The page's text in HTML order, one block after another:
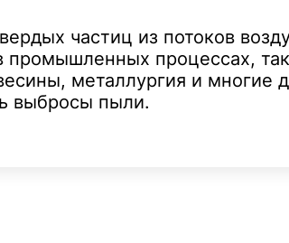
частиц из потоков
промышленных процессах,
металлургия и многие
выбросы пыли.